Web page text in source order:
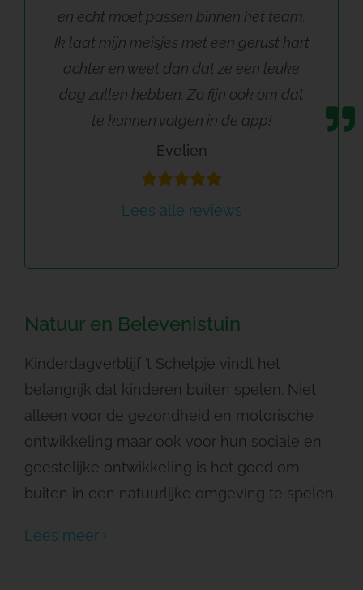
en echt moet passen binnen het team.
Ik laat mijn meisjes met een gerust hart
achter en weet dan dat ze een leuke
dag zullen hebben. Zo fijn ook om dat
te kunnen volgen in de app!
Evelien
Lees alle reviews
Natuur en Belevenistuin
Kinderdagverblijf ’t Schelpje vindt het
belangrijk dat kinderen buiten spelen. Niet
alleen voor de gezondheid en motorische
ontwikkeling maar ook voor hun sociale en
geestelijke ontwikkeling is het goed om
buiten in een natuurlijke omgeving te spelen.
Lees meer